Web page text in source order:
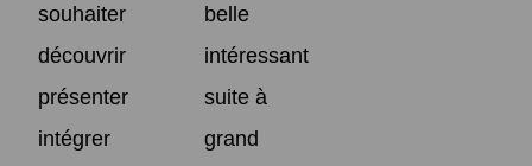
souhaiter
belle
découvrir
intéressant
présenter
suite à
intégrer
grand